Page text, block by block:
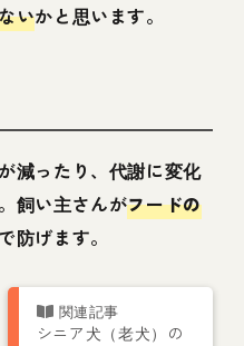
いかと思います。
減ったり、代謝に変化
飼い主さんがフードの
防げます。
シニア犬（老犬）の